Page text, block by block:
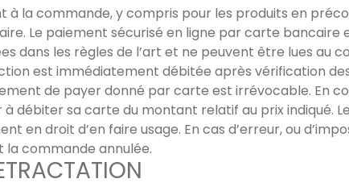
à la commande, y compris pour les produits en
Le paiement sécurisé en ligne par carte
dans les règles de l’art et ne peuvent être lues au
est immédiatement débitée après vérification
de payer donné par carte est irrévocable. En
débiter sa carte du montant relatif au prix indiqué.
en droit d’en faire usage. En cas d’erreur, ou
commande annulée.